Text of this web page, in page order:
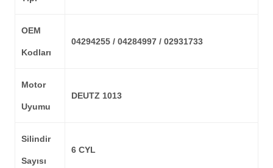
OEM
Kodları
04294255 / 04284997 / 02931733
Motor
Uyumu
DEUTZ 1013
Silindir
Sayısı
6 CYL